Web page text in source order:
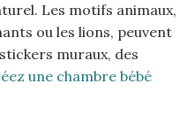
Les motifs animaux,
ou les lions, peuvent
muraux, des
une chambre bébé